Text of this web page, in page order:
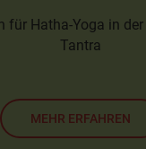
für Hatha-Yoga in
Tantra
MEHR ERFAHREN